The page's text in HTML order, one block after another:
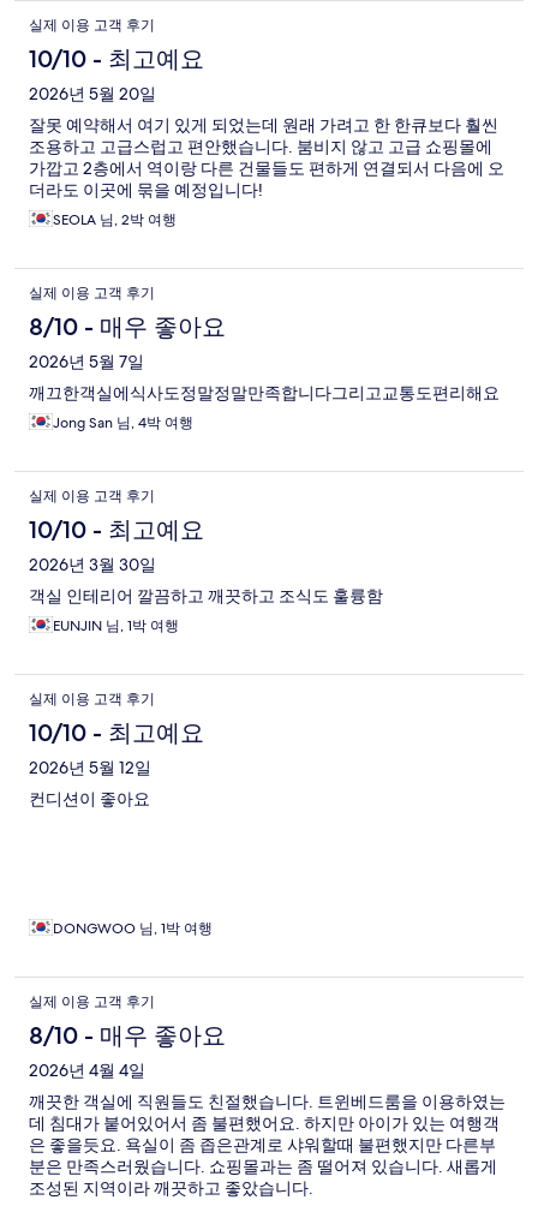
실제 이용 고객 후기
10/10 - 최고예요
2026년 5월 20일
잘못 예약해서 여기 있게 되었는데 원래 가려고 한 한큐보다 훨씬
조용하고 고급스럽고 편안했습니다. 붐비지 않고 고급 쇼핑몰에
가깝고 2층에서 역이랑 다른 건물들도 편하게 연결되서 다음에 오
더라도 이곳에 묶을 예정입니다!
SEOLA 님, 2박 여행
실제 이용 고객 후기
8/10 - 매우 좋아요
2026년 5월 7일
깨끄한객실에식사도정말정말만족합니다그리고교통도편리해요
Jong San 님, 4박 여행
실제 이용 고객 후기
10/10 - 최고예요
2026년 3월 30일
객실 인테리어 깔끔하고 깨끗하고 조식도 훌륭함
EUNJIN 님, 1박 여행
실제 이용 고객 후기
10/10 - 최고예요
2026년 5월 12일
컨디션이 좋아요
DONGWOO 님, 1박 여행
실제 이용 고객 후기
8/10 - 매우 좋아요
2026년 4월 4일
깨끗한 객실에 직원들도 친절했습니다. 트윈베드룸을 이용하였는
데 침대가 붙어있어서 좀 불편했어요. 하지만 아이가 있는 여행객
은 좋을듯요. 욕실이 좀 좁은관계로 샤워할때 불편했지만 다른부
분은 만족스러웠습니다. 쇼핑몰과는 좀 떨어져 있습니다. 새롭게
조성된 지역이라 깨끗하고 좋았습니다.